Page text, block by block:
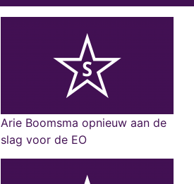
Arie Boomsma opnieuw aan de
slag voor de EO